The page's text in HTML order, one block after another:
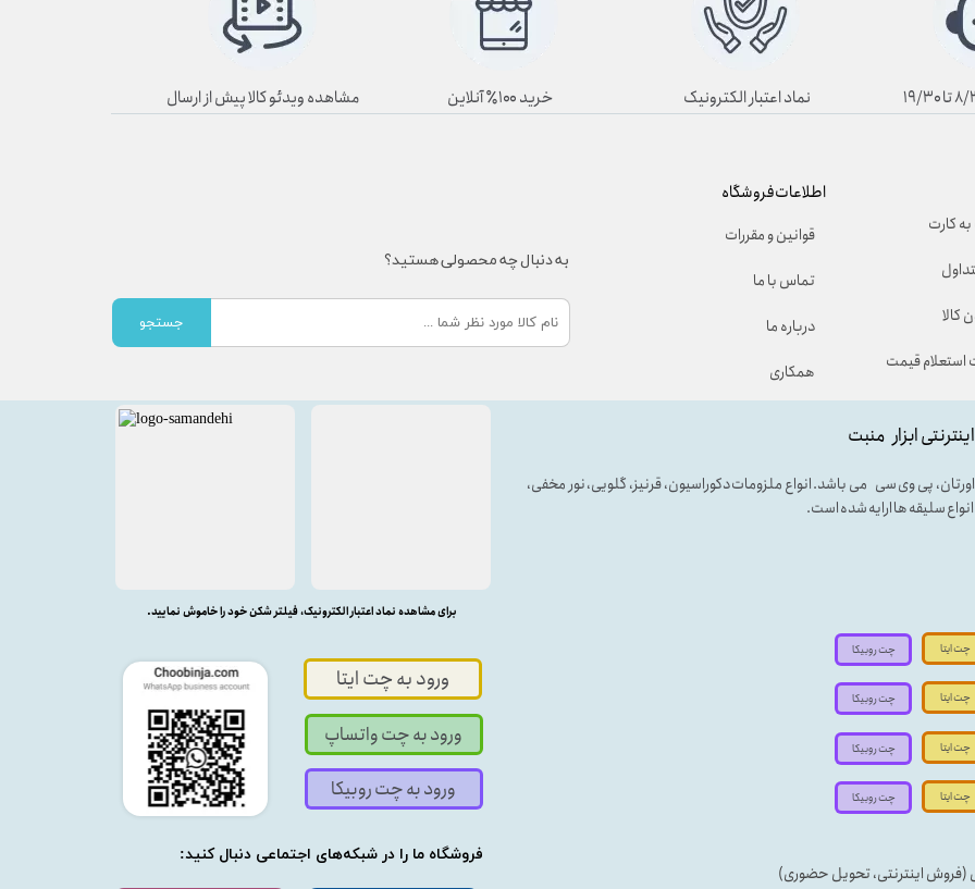
ابزار منبت
فروشگاه ما را در شبکه‌های اجتماعی دنبال کنید:
اورتان، پی وی سی می باشد. انواع ملزومات دکوراسیون، قرنیز، گلویی، نور مخفی،
سلیقه ها ارایه شده است.
(فروش اینترنتی، تحویل حضوری)
ورود به چت ایتا
ورود به چت واتساپ
برای مشاهده نماد اعتبار الکترونیک، فیلتر شکن خود را خاموش نمایید.
ورود به چت روبیکا
چت ایتا
چت ایتا
چت ایتا
چت ایتا
چت روبیکا
چت روبیکا
چت روبیکا
چت روبیکا
کارت
کالا
قیمت
اطلاعات فروشگاه
قوانین و مقررات
تماس با ما
درباره ما
همکاری
به دنبال چه محصولی هستید؟
جستجو
نماد اعتبار الکترونیک خرید ۱۰۰٪ آنلاین مشاهده ویدئو کالا پیش از ارسال